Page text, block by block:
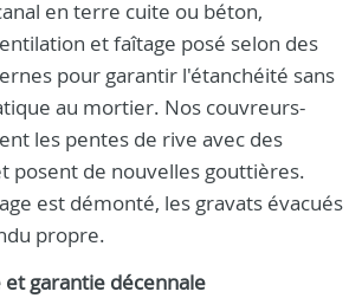
en terre cuite ou béton,
et faîtage posé selon des
pour garantir l'étanchéité sans
au mortier. Nos couvreurs-
les pentes de rive avec des
posent de nouvelles gouttières.
est démonté, les gravats évacués
propre.
garantie décennale